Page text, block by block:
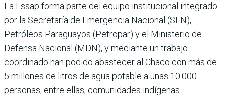
La Essap forma parte del equipo institucional integrado
por la Secretaría de Emergencia Nacional (SEN),
Petróleos Paraguayos (Petropar) y el Ministerio de
Defensa Nacional (MDN), y mediante un trabajo
coordinado han podido abastecer al Chaco con más de
5 millones de litros de agua potable a unas 10.000
personas, entre ellas, comunidades indígenas.